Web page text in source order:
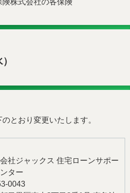
株式会社の各保険
とおり変更いたします。
社ジャックス 住宅ローンサポー
ンター
0043